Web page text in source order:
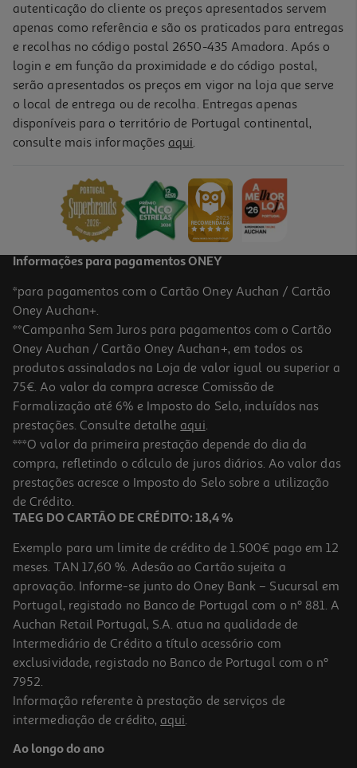
autenticação do cliente os preços apresentados servem
apenas como referência e são os praticados para entregas
e recolhas no código postal 2650-435 Amadora. Após o
login e em função da proximidade e do código postal,
serão apresentados os preços em vigor na loja que serve
o local de entrega ou de recolha. Entregas apenas
disponíveis para o território de Portugal continental,
consulte mais informações aqui.
Informações para pagamentos ONEY
*para pagamentos com o Cartão Oney Auchan / Cartão
Oney Auchan+.
**Campanha Sem Juros para pagamentos com o Cartão
Oney Auchan / Cartão Oney Auchan+, em todos os
produtos assinalados na Loja de valor igual ou superior a
75€. Ao valor da compra acresce Comissão de
Formalização até 6% e Imposto do Selo, incluídos nas
prestações. Consulte detalhe aqui.
***O valor da primeira prestação depende do dia da
compra, refletindo o cálculo de juros diários. Ao valor das
prestações acresce o Imposto do Selo sobre a utilização
de Crédito.
TAEG DO CARTÃO DE CRÉDITO: 18,4 %
Exemplo para um limite de crédito de 1.500€ pago em 12
meses. TAN 17,60 %. Adesão ao Cartão sujeita a
aprovação. Informe-se junto do Oney Bank – Sucursal em
Portugal, registado no Banco de Portugal com o nº 881. A
Auchan Retail Portugal, S.A. atua na qualidade de
Intermediário de Crédito a título acessório com
exclusividade, registado no Banco de Portugal com o nº
7952.
Informação referente à prestação de serviços de
intermediação de crédito, aqui.
Ao longo do ano